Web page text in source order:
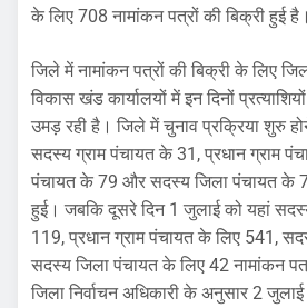
के लिए 708 नामांकन पत्रों की बिक्री हुई है।
जिले में नामांकन पत्रों की बिक्री के लिए
विकास खंड कार्यालयों में इन दिनों
उमड़ रही है। जिले में चुनाव प्रक्रिया शुरु
सदस्य ग्राम पंचायत के 31, प्रधान ग्राम
पंचायत के 79 और सदस्य जिला पंचायत के 7
हुई। जबकि दूसरे दिन 1 जुलाई को यहां
119, प्रधान ग्राम पंचायत के लिए 541,
सदस्य जिला पंचायत के लिए 42 नामांकन
जिला निर्वाचन अधिकारी के अनुसार 2